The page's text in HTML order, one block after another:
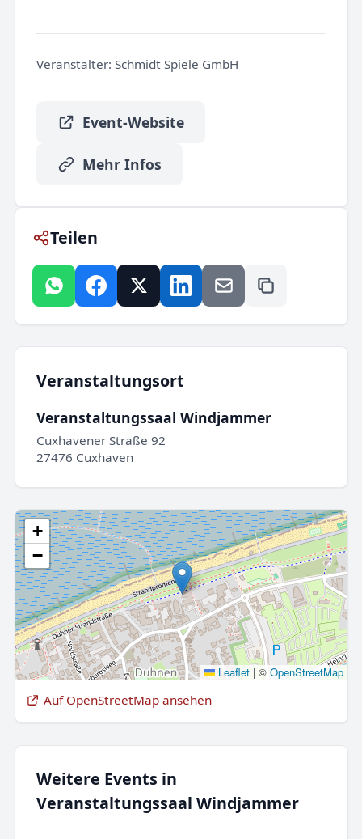
Veranstalter: Schmidt Spiele GmbH
Event-Website
Mehr Infos
Teilen
Veranstaltungsort
Veranstaltungssaal Windjammer
Cuxhavener Straße 92
27476 Cuxhaven
+
−
Leaflet |© OpenStreetMap
Auf OpenStreetMap ansehen
Weitere Events in
Veranstaltungssaal Windjammer